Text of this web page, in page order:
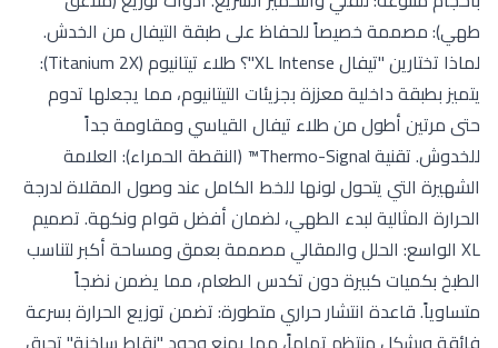
طهي): مصممة خصيصاً للحفاظ على طبقة التيفال من الخدش.
لماذا تختارين "تيفال XL Intense"؟ طلاء تيتانيوم (Titanium 2X):
يتميز بطبقة داخلية معززة بجزيئات التيتانيوم، مما يجعلها تدوم
حتى مرتين أطول من طلاء تيفال القياسي ومقاومة جداً
للخدوش. تقنية Thermo-Signal™ (النقطة الحمراء): العلامة
الشهيرة التي يتحول لونها للخط الكامل عند وصول المقلاة لدرجة
الحرارة المثالية لبدء الطهي، لضمان أفضل قوام ونكهة. تصميم
XL الواسع: الحلل والمقالي مصممة بعمق ومساحة أكبر لتناسب
الطبخ بكميات كبيرة دون تكدس الطعام، مما يضمن نضجاً
متساوياً. قاعدة انتشار حراري متطورة: تضمن توزيع الحرارة بسرعة